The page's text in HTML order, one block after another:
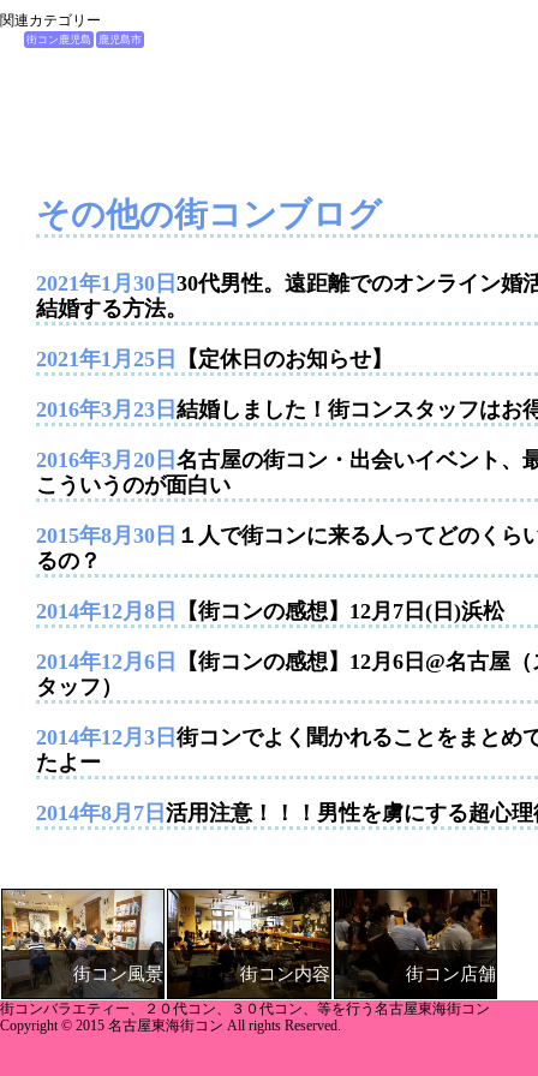
関連カテゴリー
街コン鹿児島 鹿児島市
その他の街コンブログ
2021年1月30日 30代男性。遠距離でのオンライン婚
結婚する方法。
2021年1月25日 【定休日のお知らせ】
2016年3月23日 結婚しました！街コンスタッフはお
2016年3月20日 名古屋の街コン・出会いイベント、
こういうのが面白い
2015年8月30日 １人で街コンに来る人ってどのくら
るの？
2014年12月8日 【街コンの感想】12月7日(日)浜松
2014年12月6日
【街コンの感想】12月6日@名古屋（
タッフ）
2014年12月3日 街コンでよく聞かれることをまとめ
たよー
2014年8月7日 活用注意！！！男性を虜にする超心理
街コン風景 街コン内容 街コン店舗
街コンバラエティー、２０代コン、３０代コン、等を行う名古屋東海街コン
Copyright © 2015 名古屋東海街コン All rights Reserved.